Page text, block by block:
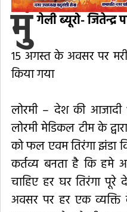
मुं गेली ब्यूरो- जितेन्द्र
15 अगस्त के अवसर पर
किया गया
लोरमी – देश की
लोरमी मेडिकल टीम के
को फल एवम तिरंगा झंडा
कर्तव्य बनता है कि हमे
चाहिए हर घर तिरंगा
अवसर पर हर एक व्यक्ति